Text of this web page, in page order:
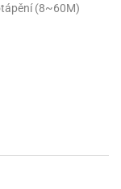
(8~60M)